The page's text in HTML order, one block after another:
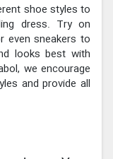
shoe styles to
dress. Try on
even sneakers to
looks best with
we encourage
and provide all